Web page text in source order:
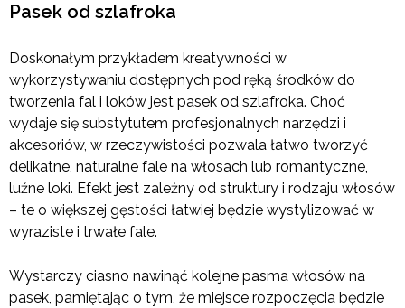
Pasek od szlafroka
Doskonałym przykładem kreatywności w
wykorzystywaniu dostępnych pod ręką środków do
tworzenia fal i loków jest pasek od szlafroka. Choć
wydaje się substytutem profesjonalnych narzędzi i
akcesoriów, w rzeczywistości pozwala łatwo tworzyć
delikatne, naturalne fale na włosach lub romantyczne,
luźne loki. Efekt jest zależny od struktury i rodzaju włosów
– te o większej gęstości łatwiej będzie wystylizować w
wyraziste i trwałe fale.
Wystarczy ciasno nawinąć kolejne pasma włosów na
pasek, pamiętając o tym, że miejsce rozpoczęcia będzie